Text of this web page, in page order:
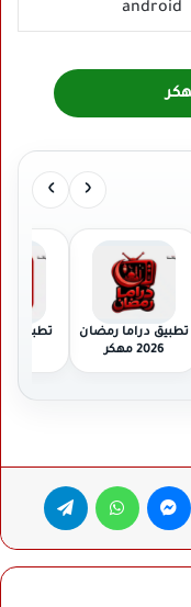
android
‹
›
تطبيق دراما رمضان
2026 مهكر
ماسنجر واتساب